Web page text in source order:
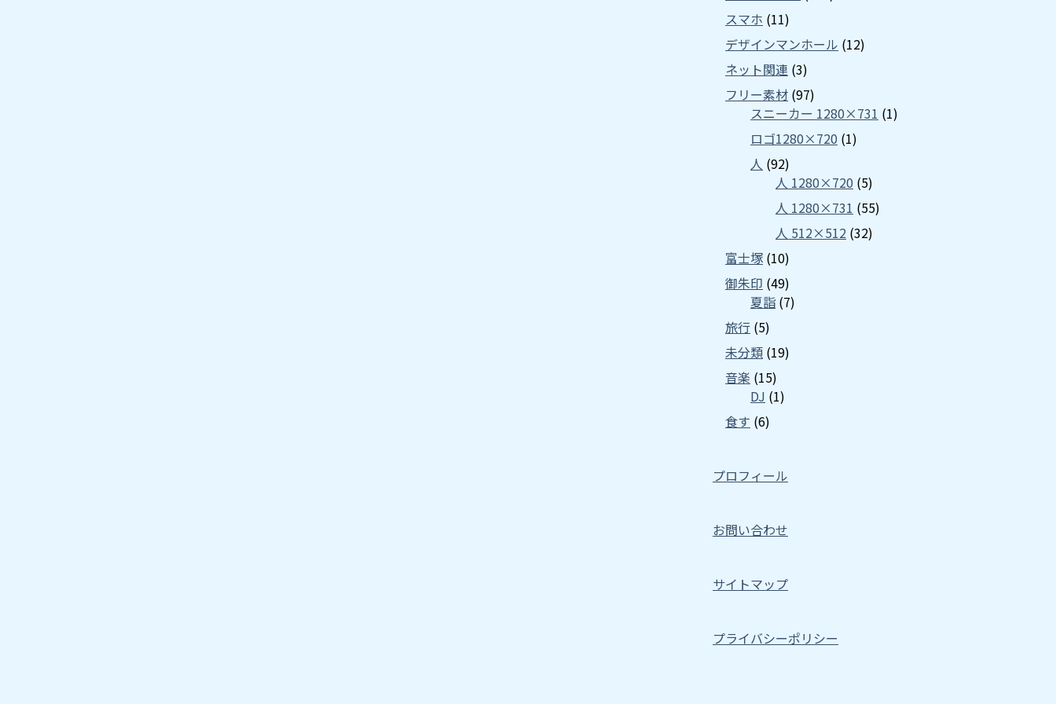
スマホ (11)
デザインマンホール (12)
ネット関連 (3)
フリー素材 (97)
スニーカー 1280×731 (1)
ロゴ1280×720 (1)
人 (92)
人 1280×720 (5)
人 1280×731 (55)
人 512×512 (32)
富士塚 (10)
御朱印 (49)
夏詣 (7)
旅行 (5)
未分類 (19)
音楽 (15)
DJ (1)
食す (6)
プロフィール
お問い合わせ
サイトマップ
プライバシーポリシー